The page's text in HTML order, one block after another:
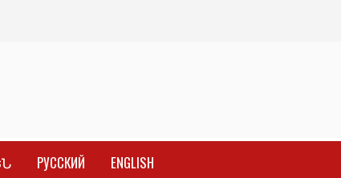
վերացման որոշումը Նախկին
РУССКИЙ ENGLISH